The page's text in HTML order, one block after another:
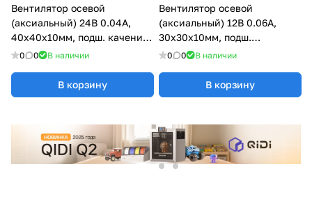
Вентилятор осевой
(аксиальный) 24В 0.04А,
40х40х10мм, подш. качения,
GDSTIME
0 0 В наличии
В корзину
Вентилятор осевой
(аксиальный) 12В 0.06А,
30х30х10мм, подш.
скольжения (Sleeve),
0 0 В наличии
В корзину